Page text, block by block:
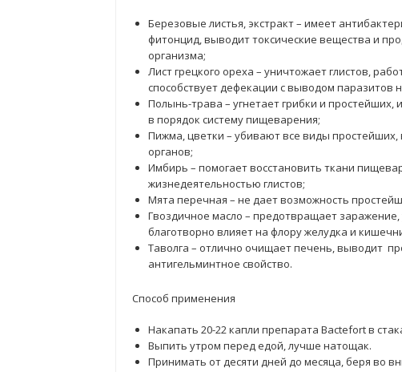
Березовые листья, экстракт – имеет
фитонцид, выводит токсические вещества и
организма;
Лист грецкого ореха – уничтожает глистов,
способствует дефекации с выводом паразитов
Полынь-трава – угнетает грибки и
в порядок систему пищеварения;
Пижма, цветки – убивают все виды
органов;
Имбирь – помогает восстановить ткани
жизнедеятельностью глистов;
Мята перечная – не дает возможность
Гвоздичное масло – предотвращает
благотворно влияет на флору желудка и
Таволга – отлично очищает печень, выводит
антигельминтное свойство.
Способ применения
Накапать 20-22 капли препарата Bactefort в
Выпить утром перед едой, лучше натощак.
Принимать от десяти дней до месяца, беря во